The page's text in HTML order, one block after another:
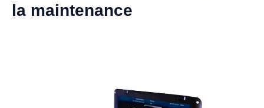
la maintenance